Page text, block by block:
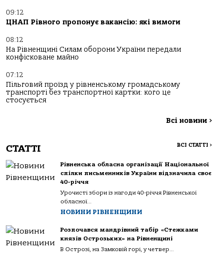
09:12
ЦНАП Рівного пропонує вакансію: які вимоги
08:12
На Рівненщині Силам оборони України передали
конфісковане майно
07:12
Пільговий проїзд у рівненському громадському
транспорті без транспортної картки: кого це
стосується
Всі новини >
СТАТТІ ВСІ СТАТТІ >
Рівненська обласна організації Національної
спілки письменників України відзначила своє
40-річчя
Урочисті збори із нагоди 40-річчя Рівненської
обласної...
НОВИНИ РІВНЕНЩИНИ
Розпочався мандрівний табір «Стежками
князів Острозьких» на Рівненщині
В Острозі, на Замковій горі, у четвер...